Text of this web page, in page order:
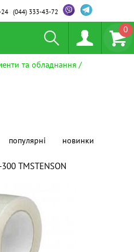
(044)333-43-72
0
та обладнання
популярні новинки
ТМSTENSON